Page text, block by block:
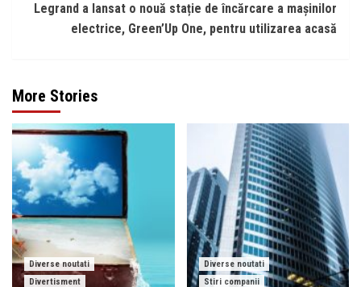
Legrand a lansat o nouă stație de încărcare a mașinilor
electrice, Green’Up One, pentru utilizarea acasă
More Stories
Diverse noutati
Divertisment
Diverse noutati
Stiri companii